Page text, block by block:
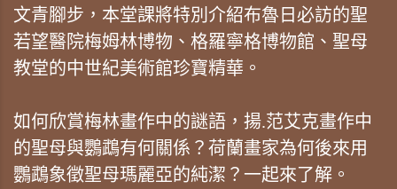
文青腳步，本堂課將特別介紹布魯日必訪的聖
若望醫院梅姆林博物、格羅寧格博物館、聖母
教堂的中世紀美術館珍寶精華。
如何欣賞梅林畫作中的謎語，揚.范艾克畫作中
的聖母與鸚鵡有何關係？荷蘭畫家為何後來用
鸚鵡象徵聖母瑪麗亞的純潔？一起來了解。